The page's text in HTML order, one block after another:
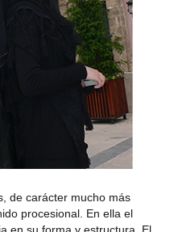
de carácter mucho más
procesional. En ella el